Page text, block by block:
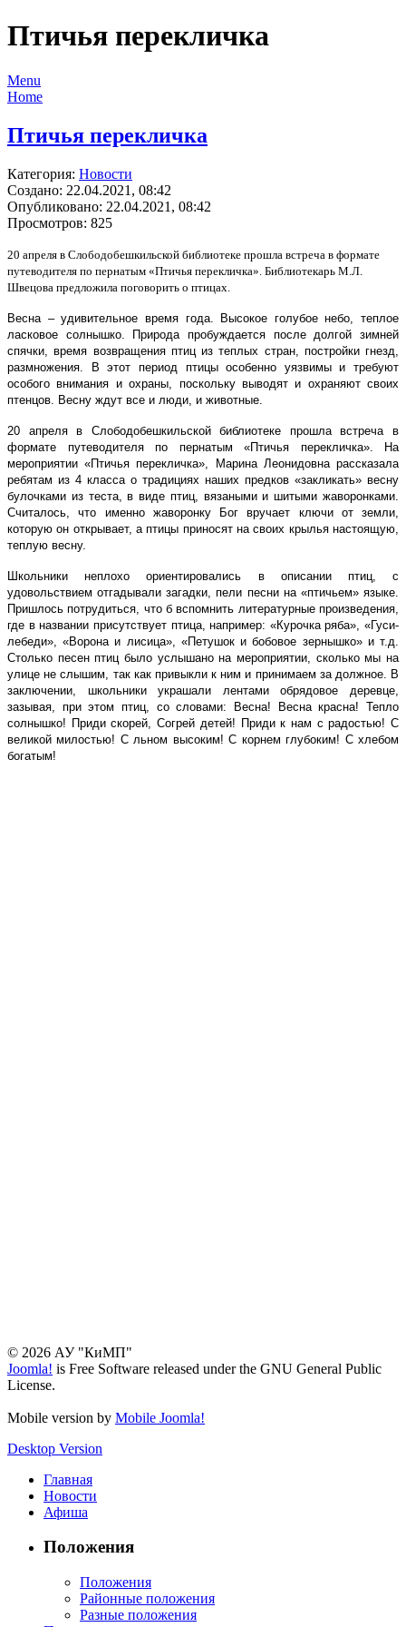
Птичья перекличка
Menu
Home
Птичья перекличка
Категория: Новости
Создано: 22.04.2021, 08:42
Опубликовано: 22.04.2021, 08:42
Просмотров: 825
20 апреля в Слободобешкильской библиотеке прошла встреча в формате
путеводителя по пернатым «Птичья перекличка». Библиотекарь М.Л.
Швецова предложила поговорить о птицах.
Весна – удивительное время года. Высокое голубое небо, теплое
ласковое солнышко. Природа пробуждается после долгой зимней
спячки, время возвращения птиц из теплых стран, постройки гнезд,
размножения. В этот период птицы особенно уязвимы и требуют
особого внимания и охраны, поскольку выводят и охраняют своих
птенцов. Весну ждут все и люди, и животные.
20 апреля в Слободобешкильской библиотеке прошла встреча в
формате путеводителя по пернатым «Птичья перекличка». На
мероприятии «Птичья перекличка», Марина Леонидовна рассказала
ребятам из 4 класса о традициях наших предков «закликать» весну
булочками из теста, в виде птиц, вязаными и шитыми жаворонками.
Считалось, что именно жаворонку Бог вручает ключи от земли,
которую он открывает, а птицы приносят на своих крылья настоящую,
теплую весну.
Школьники неплохо ориентировались в описании птиц, с
удовольствием отгадывали загадки, пели песни на «птичьем» языке.
Пришлось потрудиться, что б вспомнить литературные произведения,
где в названии присутствует птица, например: «Курочка ряба», «Гуси-
лебеди», «Ворона и лисица», «Петушок и бобовое зернышко» и т.д.
Столько песен птиц было услышано на мероприятии, сколько мы на
улице не слышим, так как привыкли к ним и принимаем за должное. В
заключении, школьники украшали лентами обрядовое деревце,
зазывая, при этом птиц, со словами: Весна! Весна красна! Тепло
солнышко! Приди скорей, Согрей детей! Приди к нам с радостью! С
великой милостью! С льном высоким! С корнем глубоким! С хлебом
богатым!
© 2026 АУ "КиМП"
Joomla! is Free Software released under the GNU General Public
License.
Mobile version by Mobile Joomla!
Desktop Version
Главная
Новости
Афиша
Положения
Положения
Районные положения
Разные положения